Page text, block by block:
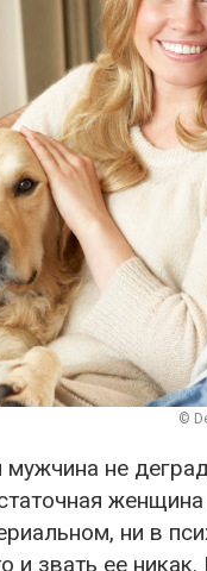
©
не
женщина
ни в
и звать ее